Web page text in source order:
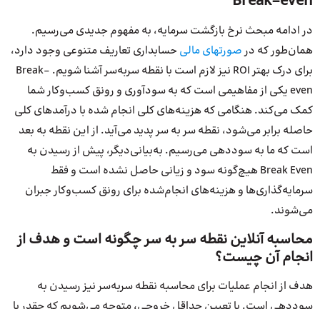
در ادامه مبحث نرخ بازگشت سرمایه، به مفهوم جدیدی می‌رسیم.
همان‌طور که درصورتهای مالیحسابداری تعاریف متنوعی وجود دارد،
برای درک بهتر ROI نیز لازم است با نقطه سربه‌سر آشنا شویم. Break-
even یکی از مفاهیمی است که به سودآوری و رونق کسب‌وکار شما
کمک می‌کند. هنگامی که هزینه‌های کلی انجام شده با درآمدهای کلی
حاصله برابر می‌شود، نقطه سر به سر پدید می‌آید. از این نقطه به بعد
است که ما به سوددهی می‌رسیم. به‌بیانی‌دیگر، پیش از رسیدن به
Break Even هیچ‌گونه سود و زیانی حاصل نشده است و فقط
سرمایه‌گذاری‌ها و هزینه‌های انجام‌شده برای رونق کسب‌وکار جبران
می‌شوند.
محاسبه آنلاین نقطه سر به سر چگونه است و هدف از
انجام آن چیست؟
هدف از انجام عملیات برای محاسبه نقطه سربه‌سر نیز رسیدن به